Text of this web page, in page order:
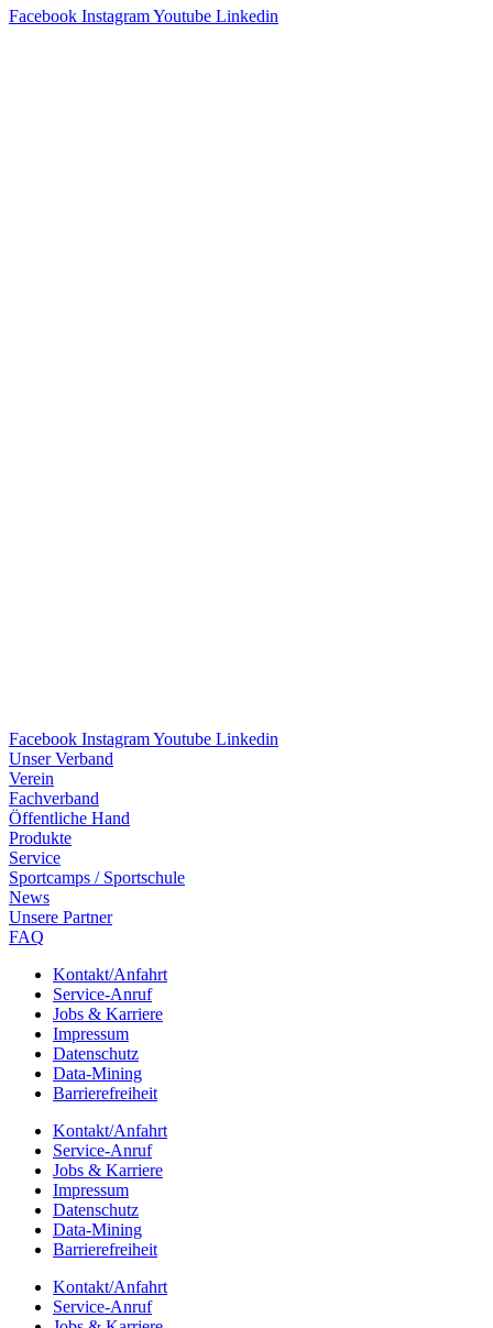
Facebook InstagramYoutube Linkedin
Facebook InstagramYoutube Linkedin
Unser Verband
Verein
Fach­ver­band
Öffent­li­che Hand
Produkte
Service
Sport­camps / Sportschule
News
Unsere Part­ner
FAQ
Kontakt/​​Anfahrt
Service-Anruf
Jobs & Karriere
Impres­sum
Daten­schutz
Data-Mining
Barrie­re­frei­heit
Kontakt/​​Anfahrt
Service-Anruf
Jobs & Karriere
Impres­sum
Daten­schutz
Data-Mining
Barrie­re­frei­heit
Kontakt/​​Anfahrt
Service-Anruf